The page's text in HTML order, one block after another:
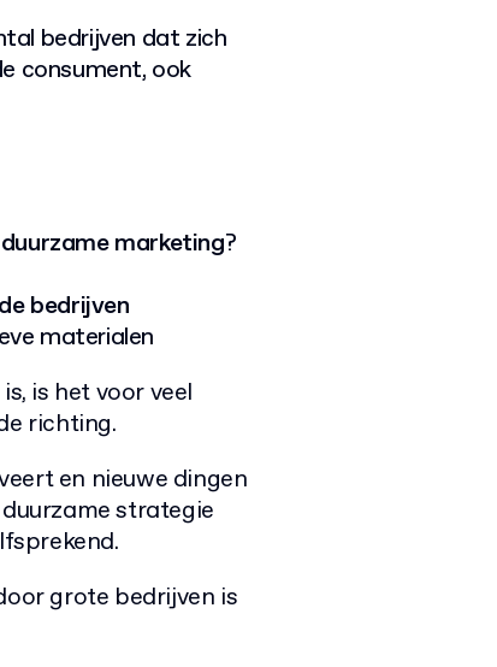
bedrijven dat zich
consument, ook
marketing?
bedrijven
materialen
is het voor veel
richting.
en nieuwe dingen
strategie
grote bedrijven is